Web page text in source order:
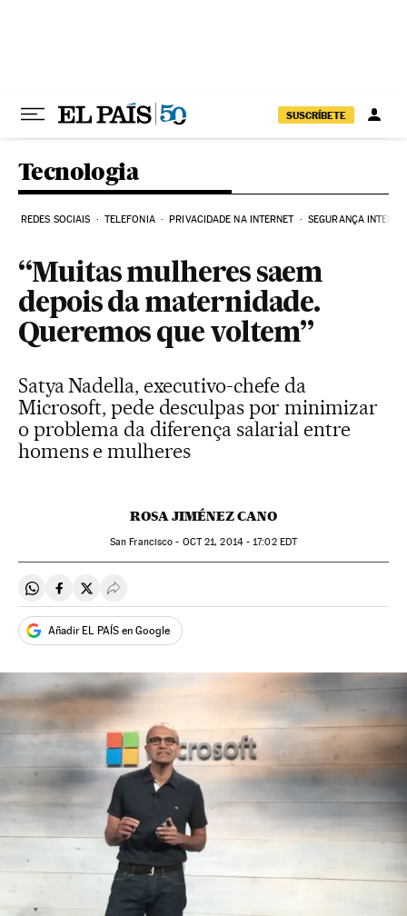
SUSCRÍBETE
Tecnologia
REDES SOCIAIS TELEFONIA PRIVACIDADE NA INTERNET SEGURANÇA
“Muitas mulheres saem
depois da maternidade.
Queremos que voltem”
Satya Nadella, executivo-chefe da
Microsoft, pede desculpas por minimizar
o problema da diferença salarial entre
homens e mulheres
ROSA JIMÉNEZ CANO
San Francisco - OCT21, 2014 - 17:02EDT
Compartir en Whatsapp
Compartir en Facebook
Compartir en Twitter
Desplegar Redes Sociales
Añadir EL PAÍS en Google